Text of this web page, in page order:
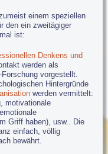
einem speziellen
den ein zweitägiger
ist:
Denkens und
werden als
-Forschung vorgestellt.
Hintergründe
werden vermittelt:
motivationale
Griff haben), usw.. Die
einfach, völlig
bewährt.